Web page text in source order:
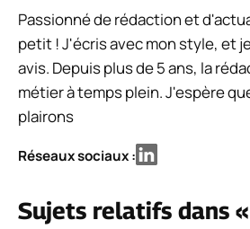
Passionné de rédaction et
petit ! J'écris avec mon style, et
avis. Depuis plus de 5 ans, la
métier à temps plein. J'espère
plairons
Réseaux sociaux :
Sujets relatifs dans